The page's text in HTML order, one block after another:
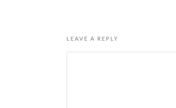
LEAVE A REPLY